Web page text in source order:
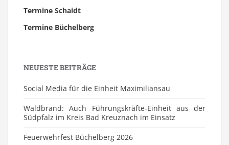
Termine Schaidt
Termine Büchelberg
NEUESTE BEITRÄGE
Social Media für die Einheit Maximiliansau
Waldbrand: Auch Führungskräfte-Einheit aus der
Südpfalz im Kreis Bad Kreuznach im Einsatz
Feuerwehrfest Büchelberg 2026